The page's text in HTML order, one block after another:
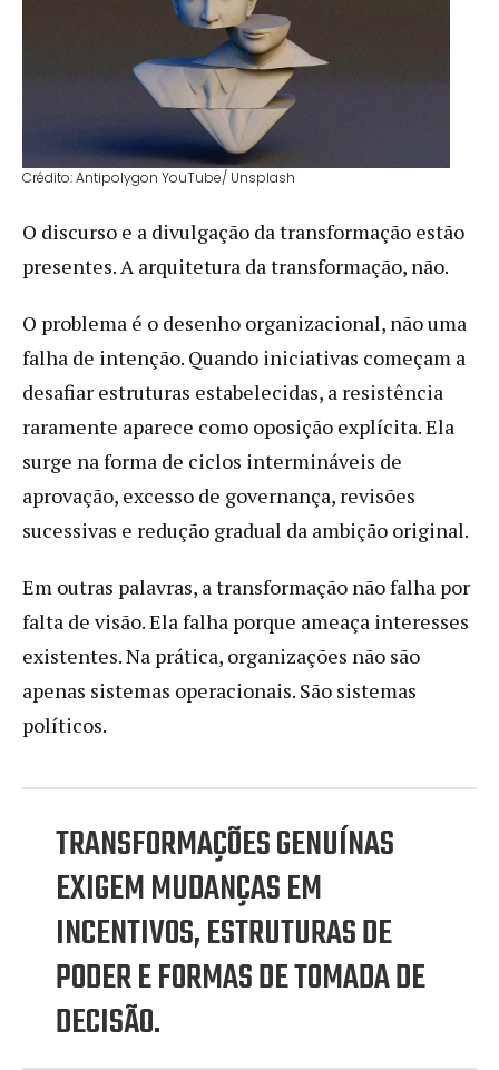
Crédito: Antipolygon YouTube/ Unsplash
O discurso e a divulgação da transformação estão
presentes. A arquitetura da transformação, não.
O problema é o desenho organizacional, não uma
falha de intenção. Quando iniciativas começam a
desafiar estruturas estabelecidas, a resistência
raramente aparece como oposição explícita. Ela
surge na forma de ciclos intermináveis de
aprovação, excesso de governança, revisões
sucessivas e redução gradual da ambição original.
Em outras palavras, a transformação não falha por
falta de visão. Ela falha porque ameaça interesses
existentes. Na prática, organizações não são
apenas sistemas operacionais. São sistemas
políticos.
TRANSFORMAÇÕES GENUÍNAS
EXIGEM MUDANÇAS EM
INCENTIVOS, ESTRUTURAS DE
PODER E FORMAS DE TOMADA DE
DECISÃO.